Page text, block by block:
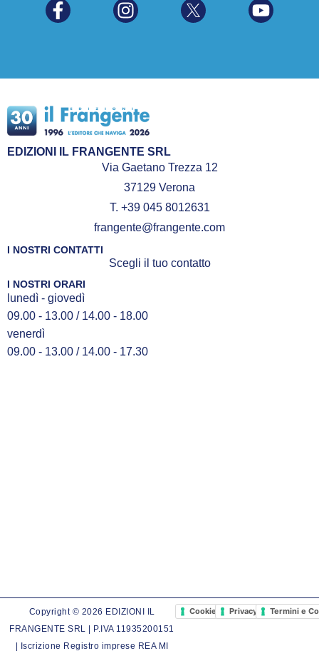
EDIZIONI IL FRANGENTE SRL
Via Gaetano Trezza 12
37129 Verona
T. +39 045 8012631
frangente@frangente.com
I NOSTRI CONTATTI
Scegli il tuo contatto
I NOSTRI ORARI
lunedì - giovedì
09.00 - 13.00 / 14.00 - 18.00
venerdì
09.00 - 13.00 / 14.00 - 17.30
Copyright © 2026 EDIZIONI IL
FRANGENTE SRL | P.IVA 11935200151
| Iscrizione Registro imprese REA MI
Cookie PolicyPrivacy PolicyTermini e